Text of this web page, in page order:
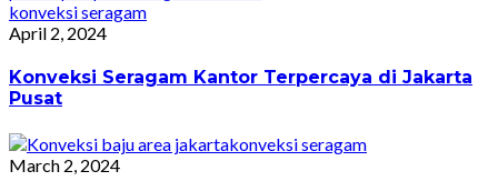
konveksi seragam
April 2, 2024
Konveksi Seragam Kantor Terpercaya di Jakarta
Pusat
konveksi seragam
March 2, 2024